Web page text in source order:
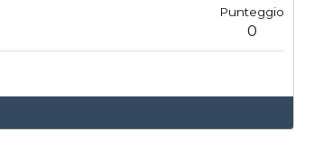
Punteggio
0